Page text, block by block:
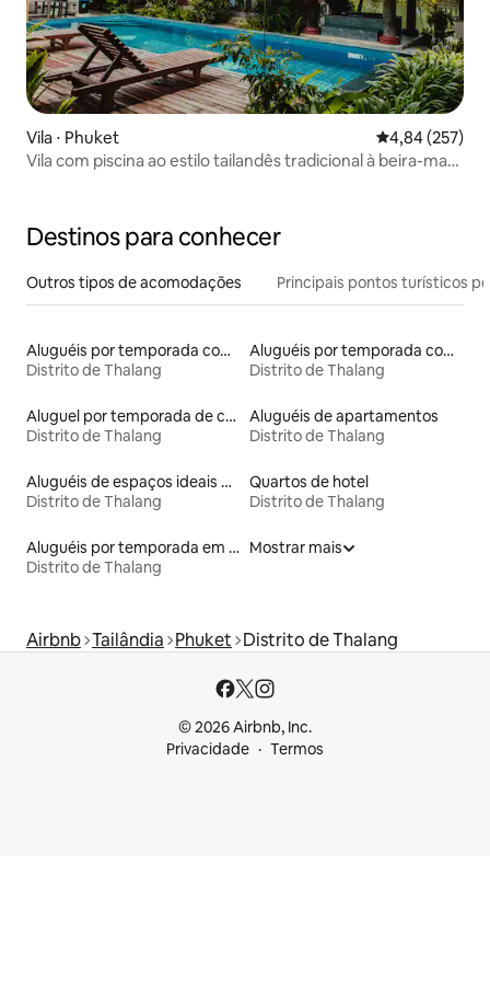
Vila ⋅ Phuket 4,84 de uma
4,84 (257)
Vila com piscina ao estilo tailandês tradicional à beira-mar
Destinos para conhecer
Outros tipos de acomodações Principais pontos turísticos
Aluguéis por temporada com café da manhã
Distrito de Thalang
Aluguéis por temporada com acesso à praia
Distrito de Thalang
Aluguel por temporada de casas de hóspedes
Distrito de Thalang
Aluguéis de apartamentos
Distrito de Thalang
Aluguéis de espaços ideais para famílias
Distrito de Thalang
Quartos de hotel
Distrito de Thalang
Aluguéis por temporada em albergue
Distrito de Thalang
Mostrar mais
Airbnb Tailândia Phuket Distrito de Thalang
© 2026 Airbnb, Inc.
Privacidade
Termos